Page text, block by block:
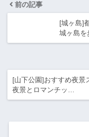
前の記事
[城ヶ島]
城ヶ島を
[山下公園]おすすめ夜景
夜景とロマンチッ…